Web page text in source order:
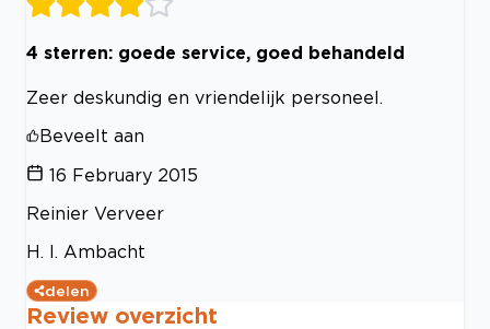
4 sterren: goede service, goed behandeld
Zeer deskundig en vriendelijk personeel.
Beveelt aan
16 February 2015
Reinier Verveer
H. I. Ambacht
delen
Review overzicht